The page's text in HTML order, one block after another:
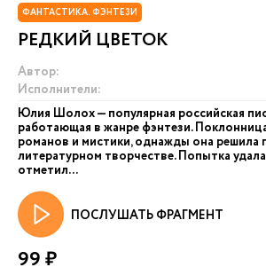
ФАНТАСТИКА. ФЭНТЕЗИ
РЕДКИЙ ЦВЕТОК
Автор:
Исполнители:
Юлия Шолох — популярная российская
работающая в жанре фэнтези.
романов и мистики, однажды она решила
литературном творчестве. Попытка
отметил...
ПОСЛУШАТЬ ФРАГМЕНТ
99 ₽